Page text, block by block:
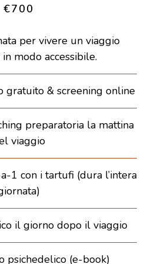
€700
per vivere un viaggio
modo accessibile.
gratuito & screening online
preparatoria la mattina
viaggio
1 con i tartufi (dura l’intera
il giorno dopo il viaggio
psichedelico (e-book)